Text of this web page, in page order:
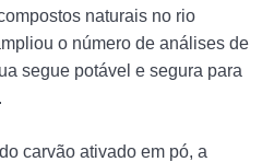
naturais no rio
o número de análises de
segue potável e segura para
carvão ativado em pó, a